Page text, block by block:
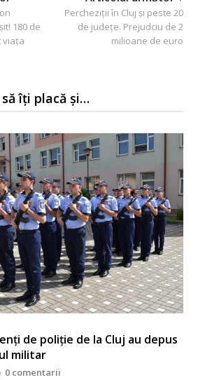
Percheziţii în Cluj şi peste 20
de judeţe. Prejudciu de 2
milioane de euro
180 de
viața
îți placă și…
de poliție de la Cluj au depus
militar
0 comentarii